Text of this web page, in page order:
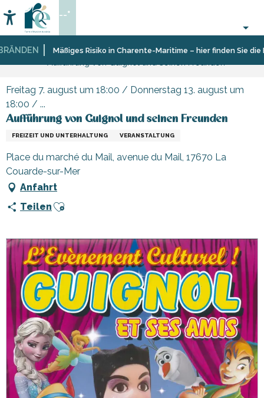
au
contenu
principal
Mäßiges Risiko in Charente-Maritime – hier finden Sie die
Accessibilité
Suche
--°
Startseite
Organisieren
und
Veranstaltungen,
Freitag 7. august um 18:00 / Donnerstag 13. august um
18:00 / ...
Aufführung von Guignol und seinen Freunden
FREIZEIT UND UNTERHALTUNG VERANSTALTUNG
Place du marché du Mail, avenue du Mail, 17670 La
Couarde-sur-Mer
Anfahrt
Teilen Ajouter aux favoris